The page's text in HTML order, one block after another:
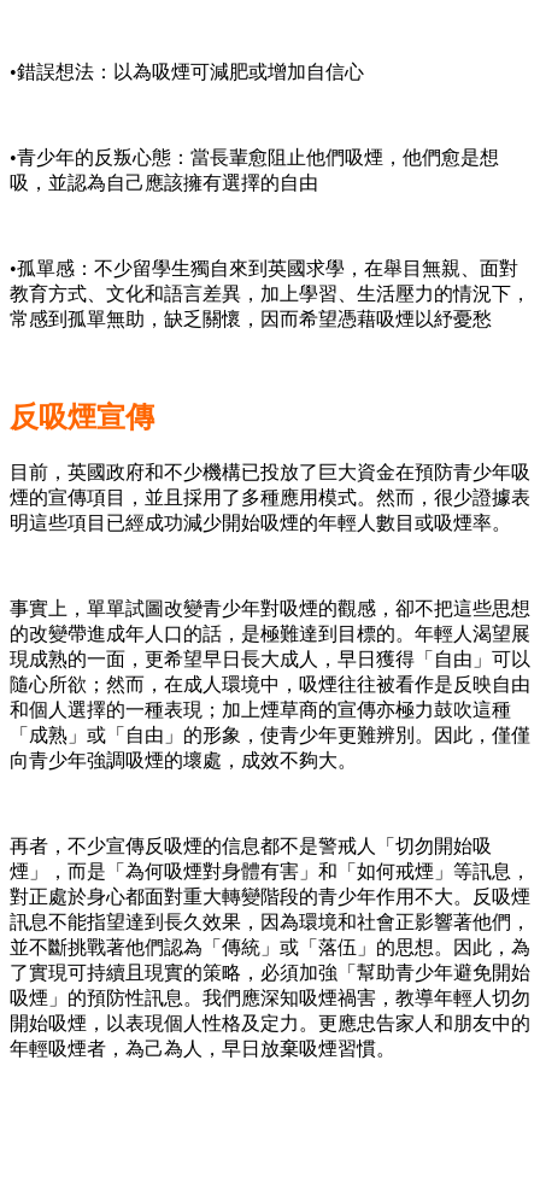
•錯誤想法：以為吸煙可減肥或增加自信心
•青少年的反叛心態：當長輩愈阻止他們吸煙，他們愈是想
吸，並認為自己應該擁有選擇的自由
•孤單感：不少留學生獨自來到英國求學，在舉目無親、面對
教育方式、文化和語言差異，加上學習、生活壓力的情況下，
常感到孤單無助，缺乏關懷，因而希望憑藉吸煙以紓憂愁
反吸煙宣傳
目前，英國政府和不少機構已投放了巨大資金在預防青少年吸
煙的宣傳項目，並且採用了多種應用模式。然而，很少證據表
明這些項目已經成功減少開始吸煙的年輕人數目或吸煙率。
事實上，單單試圖改變青少年對吸煙的觀感，卻不把這些思想
的改變帶進成年人口的話，是極難達到目標的。年輕人渴望展
現成熟的一面，更希望早日長大成人，早日獲得「自由」可以
隨心所欲；然而，在成人環境中，吸煙往往被看作是反映自由
和個人選擇的一種表現；加上煙草商的宣傳亦極力鼓吹這種
「成熟」或「自由」的形象，使青少年更難辨別。因此，僅僅
向青少年強調吸煙的壞處，成效不夠大。
再者，不少宣傳反吸煙的信息都不是警戒人「切勿開始吸
煙」，而是「為何吸煙對身體有害」和「如何戒煙」等訊息，
對正處於身心都面對重大轉變階段的青少年作用不大。反吸煙
訊息不能指望達到長久效果，因為環境和社會正影響著他們，
並不斷挑戰著他們認為「傳統」或「落伍」的思想。因此，為
了實現可持續且現實的策略，必須加強「幫助青少年避免開始
吸煙」的預防性訊息。我們應深知吸煙禍害，教導年輕人切勿
開始吸煙，以表現個人性格及定力。更應忠告家人和朋友中的
年輕吸煙者，為己為人，早日放棄吸煙習慣。